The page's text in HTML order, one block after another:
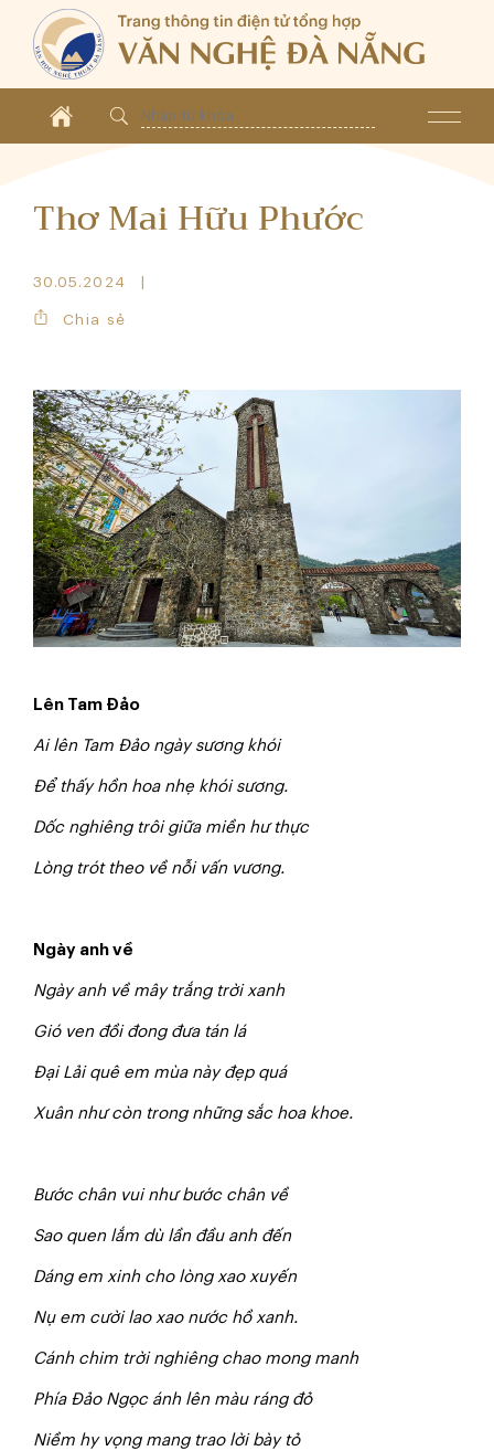
Thơ Mai Hữu Phước
30.05.2024
Chia sẻ
Lên Tam Đảo
Ai lên Tam Đảo ngày sương khói
Để thấy hồn hoa nhẹ khói sương.
Dốc nghiêng trôi giữa miền hư thực
Lòng trót theo về nỗi vấn vương.
Ngày anh về
Ngày anh về mây trắng trời xanh
Gió ven đồi đong đưa tán lá
Đại Lải quê em mùa này đẹp quá
Xuân như còn trong những sắc hoa khoe.
Bước chân vui như bước chân về
Sao quen lắm dù lần đầu anh đến
Dáng em xinh cho lòng xao xuyến
Nụ em cười lao xao nước hồ xanh.
Cánh chim trời nghiêng chao mong manh
Phía Đảo Ngọc ánh lên màu ráng đỏ
Niềm hy vọng mang trao lời bày tỏ